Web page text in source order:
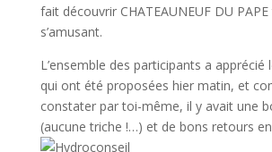
fait découvrir CHATEAUNEUF DU
s’amusant.
L’ensemble des participants a apprécié
qui ont été proposées hier matin, et
constater par toi-même, il y avait une
(aucune triche !…) et de bons retours